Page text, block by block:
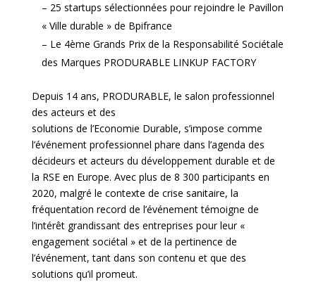
– 25 startups sélectionnées pour rejoindre le Pavillon
« Ville durable » de Bpifrance
– Le 4ème Grands Prix de la Responsabilité Sociétale
des Marques PRODURABLE LINKUP FACTORY
Depuis 14 ans, PRODURABLE, le salon professionnel
des acteurs et des
solutions de l’Economie Durable, s’impose comme
l’événement professionnel phare dans l’agenda des
décideurs et acteurs du développement durable et de
la RSE en Europe. Avec plus de 8 300 participants en
2020, malgré le contexte de crise sanitaire, la
fréquentation record de l’événement témoigne de
l’intérêt grandissant des entreprises pour leur «
engagement sociétal » et de la pertinence de
l’événement, tant dans son contenu et que des
solutions qu’il promeut.